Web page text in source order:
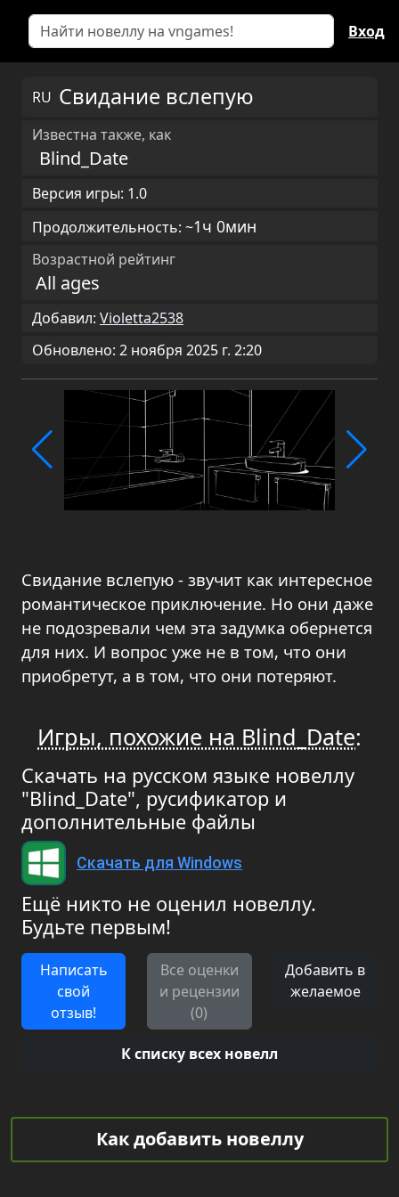
Вход
RU Свидание вслепую
Известна также, как
Blind_Date
Версия игры: 1.0
Продолжительность: ~1ч 0мин
Возрастной рейтинг
All ages
Добавил: Violetta2538
Обновлено: 2 ноября 2025 г. 2:20
Свидание вслепую - звучит как интересное
романтическое приключение. Но они даже
не подозревали чем эта задумка обернется
для них. И вопрос уже не в том, что они
приобретут, а в том, что они потеряют.
Игры, похожие на Blind_Date:
Скачать на русском языке новеллу
"Blind_Date", русификатор и
дополнительные файлы
Скачать для Windows
Ещё никто не оценил новеллу.
Будьте первым!
Написать
свой
отзыв!
Все оценки
и рецензии
(0)
Добавить в
желаемое
К списку всех новелл
Как добавить новеллу